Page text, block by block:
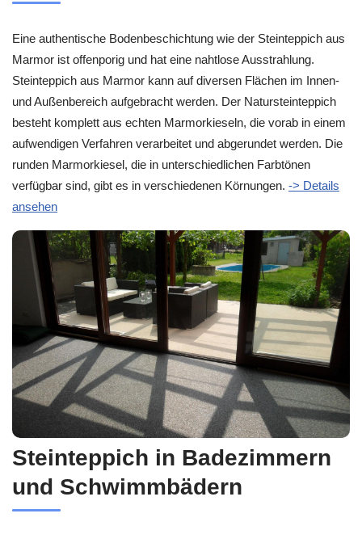
Eine authentische Bodenbeschichtung wie der Steinteppich aus
Marmor ist offenporig und hat eine nahtlose Ausstrahlung.
Steinteppich aus Marmor kann auf diversen Flächen im Innen-
und Außenbereich aufgebracht werden. Der Natursteinteppich
besteht komplett aus echten Marmorkieseln, die vorab in einem
aufwendigen Verfahren verarbeitet und abgerundet werden. Die
runden Marmorkiesel, die in unterschiedlichen Farbtönen
verfügbar sind, gibt es in verschiedenen Körnungen. -> Details
ansehen
Steinteppich in Badezimmern
und Schwimmbädern